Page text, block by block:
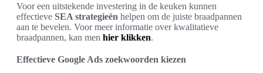
Voor een uitstekende investering in de keuken kunnen
effectieve SEA strategieën helpen om de juiste braadpannen
aan te bevelen. Voor meer informatie over kwalitatieve
braadpannen, kan men hier klikken.
Effectieve Google Ads zoekwoorden kiezen